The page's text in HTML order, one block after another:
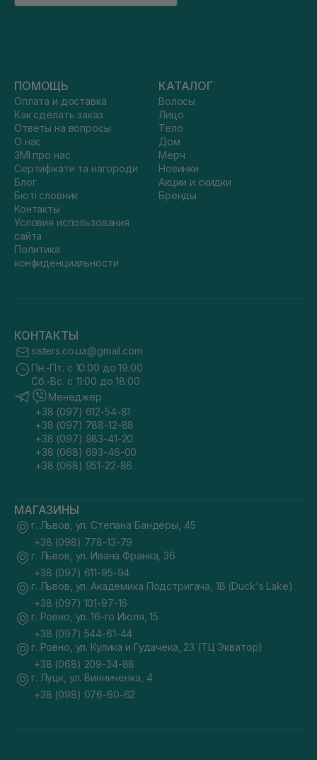
ПОМОЩЬ
Оплата и доставка
Как сделать заказ
Ответы на вопросы
О нас
ЗМІ про нас
Сертифікати та нагороди
Блог
Бюті словник
Контакты
Условия использования
сайта
Политика
конфиденциальности
КАТАЛОГ
Волосы
Лицо
Тело
Дом
Мерч
Новинки
Акции и скидки
Бренды
КОНТАКТЫ
sisters.co.ua@gmail.com
Пн.-Пт. с 10:00 до 19:00
Сб.-Вс. с 11:00 до 18:00
Менеджер
+38 (097) 612-54-81
+38 (097) 788-12-88
+38 (097) 983-41-20
+38 (068) 693-46-00
+38 (068) 951-22-86
МАГАЗИНЫ
г. Львов, ул. Степана Бандеры, 45
+38 (098) 778-13-79
г. Львов, ул. Ивана Франка, 36
+38 (097) 611-95-94
г. Львов, ул. Академика Подстригача, 1В (Duck's Lake)
+38 (097) 101-97-16
г. Ровно, ул. 16-го Июля, 15
+38 (097) 544-61-44
г. Ровно, ул. Кулика и Гудачека, 23 (ТЦ Экватор)
+38 (068) 209-34-88
г. Луцк, ул. Винниченка, 4
+38 (098) 076-60-62